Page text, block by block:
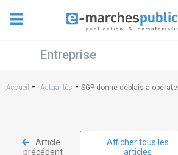
Entreprise
Accueil - Actualités - SGP donne déblais à
Article
précédent
Afficher tous les
articles